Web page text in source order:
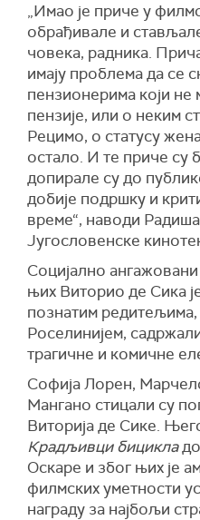
„Имао је приче у
обрађивале и
човека, радника.
имају проблема да се
пензионерима који не
пензије, или о неким
Рецимо, о статусу
остало. И те приче су
допирале су до
добије подршку и
време“, наводи
Југословенске
Социјално
њих Виторио де Сика
познатим редитељима,
Роселинијем,
трагичне и комичне
Софија Лорен,
Мангано стицали су
Виторија де Сике.
Крадљивци бицикла
Оскаре и због њих је
филмских уметности
награду за најбољи